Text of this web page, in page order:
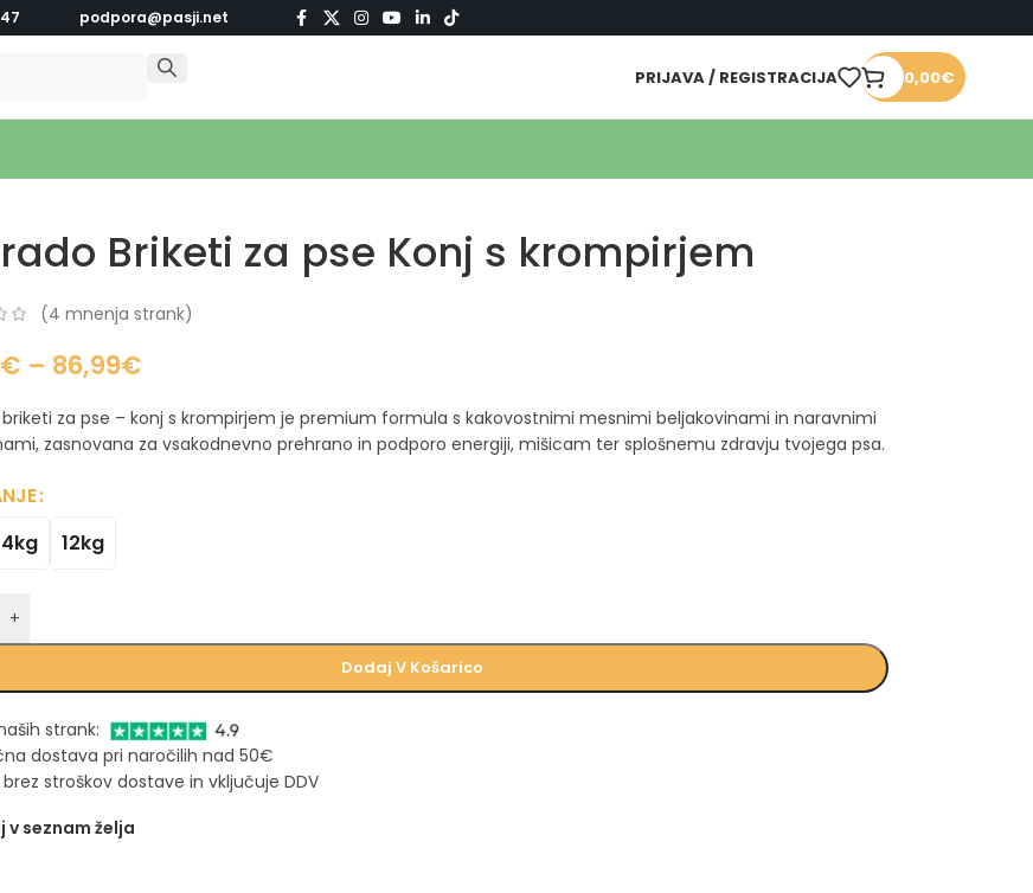
podpora@pasji.net
PRIJAVA / REGISTRACIJA 0,00€
Briketi za pse Konj s krompirjem
(4 mnenja strank)
€ – 86,99€
briketi za pse – konj s krompirjem je premium formula s kakovostnimi mesnimi beljakovinami in naravnimi
zasnovana za vsakodnevno prehrano in podporo energiji, mišicam ter splošnemu zdravju tvojega psa.
4kg 12kg
+
Dodaj V Košarico
strank:
dostava pri naročilih nad 50€
stroškov dostave in vključuje DDV
v seznam želja